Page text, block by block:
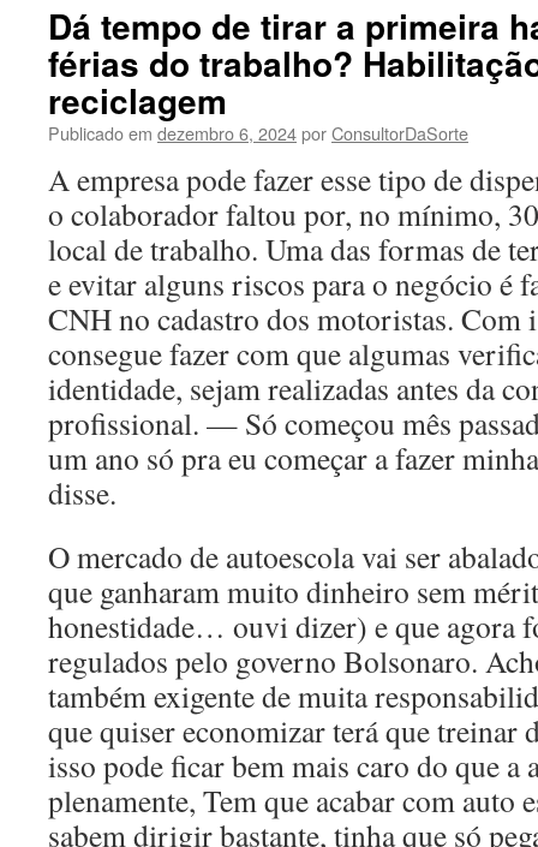
Dá tempo de tirar a primeira
férias do trabalho?
reciclagem
Publicado em dezembro 6, 2024porConsultorDaSorte
A empresa pode fazer esse tipo de
o colaborador faltou por, no mínimo,
local de trabalho. Uma das formas de
e evitar alguns riscos para o negócio é
CNH no cadastro dos motoristas. Com
consegue fazer com que algumas
identidade, sejam realizadas antes da
profissional. — Só começou mês
um ano só pra eu começar a fazer
disse.
O mercado de autoescola vai ser
que ganharam muito dinheiro sem
honestidade… ouvi dizer) e que agora
regulados pelo governo Bolsonaro.
também exigente de muita
que quiser economizar terá que treinar
isso pode ficar bem mais caro do que a
plenamente, Tem que acabar com auto
sabem dirigir bastante, tinha que só